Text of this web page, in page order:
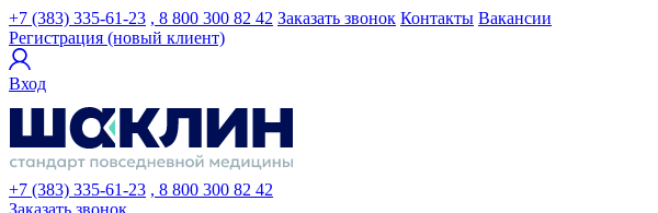
+7 (383) 335-61-23 , 8 800 300 82 42 Заказать звонок Контакты Вакансии
Регистрация (новый клиент)
Вход
+7 (383) 335-61-23 , 8 800 300 82 42
Заказать звонок